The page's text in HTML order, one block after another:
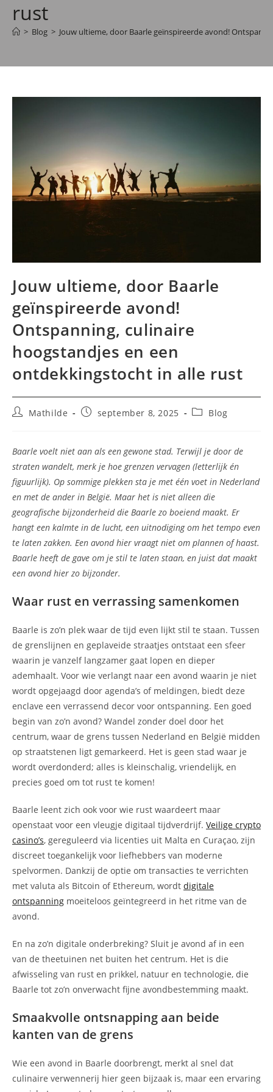
rust
> Blog > Jouw ultieme, door Baarle geïnspireerde avond!
Jouw ultieme, door Baarle
geïnspireerde avond!
Ontspanning, culinaire
hoogstandjes en een
ontdekkingstocht in alle rust
BerichtMathilde
Berichtseptember 8, 2025 Berichtcategorie:
Blog
Baarle voelt niet aan als een gewone stad. Terwijl je door de
straten wandelt, merk je hoe grenzen vervagen (letterlijk én
figuurlijk). Op sommige plekken sta je met één voet in Nederland
en met de ander in België. Maar het is niet alleen die
geografische bijzonderheid die Baarle zo boeiend maakt. Er
hangt een kalmte in de lucht, een uitnodiging om het tempo even
te laten zakken. Een avond hier vraagt niet om plannen of haast.
Baarle heeft de gave om je stil te laten staan, en juist dat maakt
een avond hier zo bijzonder.
Waar rust en verrassing samenkomen
Baarle is zo’n plek waar de tijd even lijkt stil te staan. Tussen
de grenslijnen en geplaveide straatjes ontstaat een sfeer
waarin je vanzelf langzamer gaat lopen en dieper
ademhaalt. Voor wie verlangt naar een avond waarin je niet
wordt opgejaagd door agenda’s of meldingen, biedt deze
enclave een verrassend decor voor ontspanning. Een goed
begin van zo’n avond? Wandel zonder doel door het
centrum, waar de grens tussen Nederland en België midden
op straatstenen ligt gemarkeerd. Het is geen stad waar je
wordt overdonderd; alles is kleinschalig, vriendelijk, en
precies goed om tot rust te komen!
Baarle leent zich ook voor wie rust waardeert maar
openstaat voor een vleugje digitaal tijdverdrijf. Veilige crypto
casino’s, gereguleerd via licenties uit Malta en Curaçao, zijn
discreet toegankelijk voor liefhebbers van moderne
spelvormen. Dankzij de optie om transacties te verrichten
met valuta als Bitcoin of Ethereum, wordt digitale
ontspanning moeiteloos geïntegreerd in het ritme van de
avond.
En na zo’n digitale onderbreking? Sluit je avond af in een
van de theetuinen net buiten het centrum. Het is die
afwisseling van rust en prikkel, natuur en technologie, die
Baarle tot zo’n onverwacht fijne avondbestemming maakt.
Smaakvolle ontsnapping aan beide
kanten van de grens
Wie een avond in Baarle doorbrengt, merkt al snel dat
culinaire verwennerij hier geen bijzaak is, maar een ervaring